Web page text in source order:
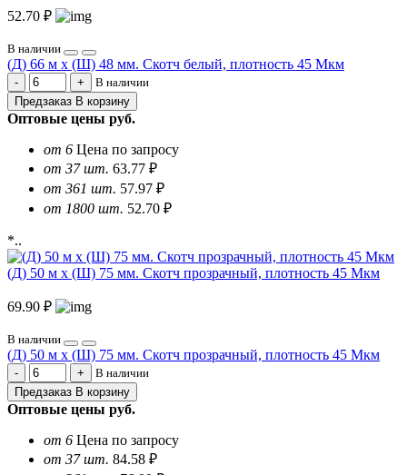
52.70 ₽
В наличии
(Д) 66 м х (Ш) 48 мм. Скотч белый, плотность 45 Мкм
В наличии
Предзаказ В корзину
Оптовые цены руб.
от 6 Цена по запросу
от 37 шт. 63.77 ₽
от 361 шт. 57.97 ₽
от 1800 шт. 52.70 ₽
*..
(Д) 50 м х (Ш) 75 мм. Скотч прозрачный, плотность 45 Мкм
69.90 ₽
В наличии
(Д) 50 м х (Ш) 75 мм. Скотч прозрачный, плотность 45 Мкм
В наличии
Предзаказ В корзину
Оптовые цены руб.
от 6 Цена по запросу
от 37 шт. 84.58 ₽